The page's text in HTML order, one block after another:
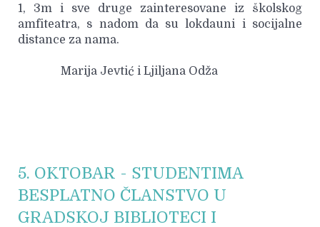
1, 3m i sve druge zainteresovane iz školskog
amfiteatra, s nadom da su lokdauni i socijalne
distance za nama.
Marija Jevtić i Ljiljana Odža
5. OKTOBAR - STUDENTIMA
BESPLATNO ČLANSTVO U
GRADSKOJ BIBLIOTECI I